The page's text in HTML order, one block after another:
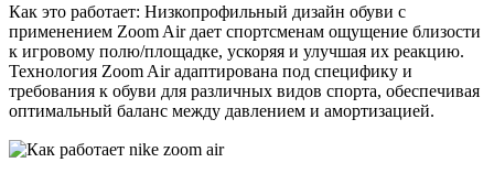
Как это работает: Низкопрофильный дизайн обуви с
применением Zoom Air дает спортсменам ощущение близости
к игровому полю/площадке, ускоряя и улучшая их реакцию.
Технология Zoom Air адаптирована под специфику и
требования к обуви для различных видов спорта, обеспечивая
оптимальный баланс между давлением и амортизацией.